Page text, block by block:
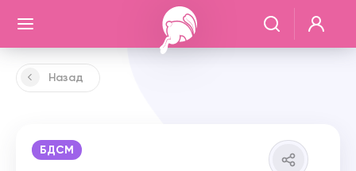
Назад
БДСМ